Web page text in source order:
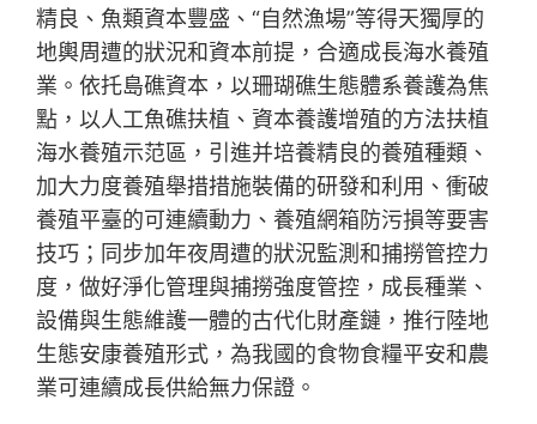
精良、魚類資本豐盛、“自然漁場”等得天獨厚的
地輿周遭的狀況和資本前提，合適成長海水養殖
業。依托島礁資本，以珊瑚礁生態體系養護為焦
點，以人工魚礁扶植、資本養護增殖的方法扶植
海水養殖示范區，引進并培養精良的養殖種類、
加大力度養殖舉措措施裝備的研發和利用、衝破
養殖平臺的可連續動力、養殖網箱防污損等要害
技巧；同步加年夜周遭的狀況監測和捕撈管控力
度，做好淨化管理與捕撈強度管控，成長種業、
設備與生態維護一體的古代化財產鏈，推行陸地
生態安康養殖形式，為我國的食物食糧平安和農
業可連續成長供給無力保證。